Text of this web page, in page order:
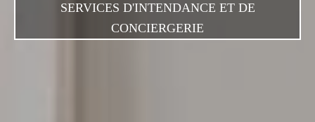
SERVICES D'INTENDANCE ET DE
CONCIERGERIE